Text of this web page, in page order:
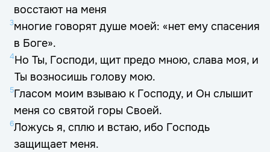
восстают на меня
3многие говорят душе моей: «нет ему спасения
в Боге».
4Но Ты, Господи, щит предо мною, слава моя, и
Ты возносишь голову мою.
5Гласом моим взываю к Господу, и Он слышит
меня со святой горы Своей.
6Ложусь я, сплю и встаю, ибо Господь
защищает меня.